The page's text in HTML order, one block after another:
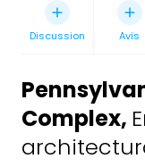
Discussion Avis
Complex,